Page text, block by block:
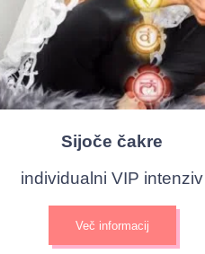
Sijoče čakre
individualni VIP intenziv
Več informacij